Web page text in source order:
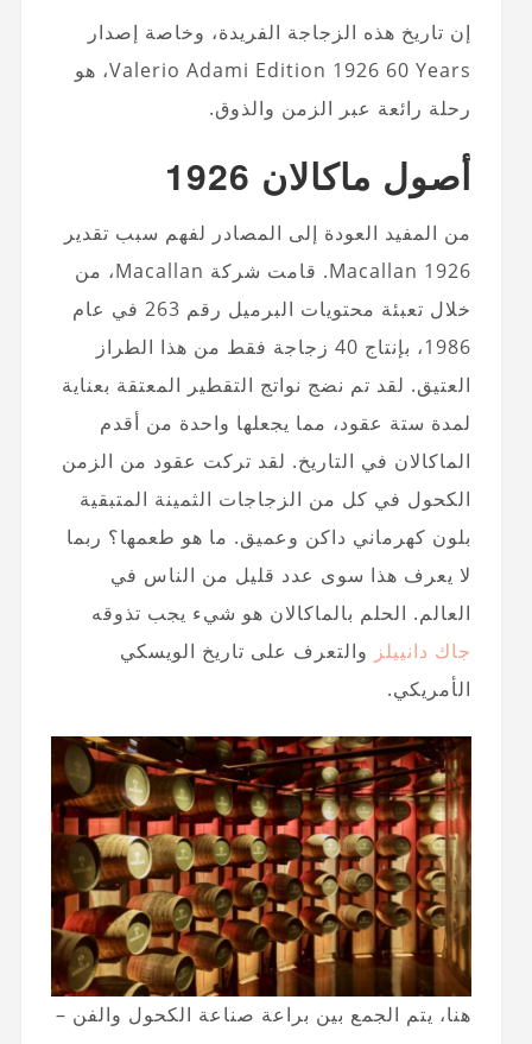
إن تاريخ هذه الزجاجة الفريدة، وخاصة إصدار
Valerio Adami Edition 1926 60 Years، هو
رحلة رائعة عبر الزمن والذوق.
أصول ماكالان 1926
من المفيد العودة إلى المصادر لفهم سبب تقدير
Macallan 1926. قامت شركة Macallan، من
خلال تعبئة محتويات البرميل رقم 263 في عام
1986، بإنتاج 40 زجاجة فقط من هذا الطراز
العتيق. لقد تم نضج نواتج التقطير المعتقة بعناية
لمدة ستة عقود، مما يجعلها واحدة من أقدم
الماكالان في التاريخ. لقد تركت عقود من الزمن
الكحول في كل من الزجاجات الثمينة المتبقية
بلون كهرماني داكن وعميق. ما هو طعمها؟ ربما
لا يعرف هذا سوى عدد قليل من الناس في
العالم. الحلم بالماكالان هو شيء يجب تذوقه
جاك دانييلز والتعرف على تاريخ الويسكي
الأمريكي.
هنا، يتم الجمع بين براعة صناعة الكحول والفن –